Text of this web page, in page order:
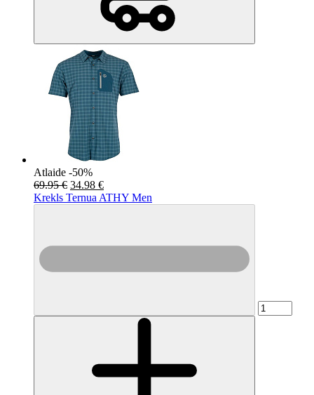
Atlaide -50%
69.95 € 34.98 €
Krekls Ternua ATHY Men